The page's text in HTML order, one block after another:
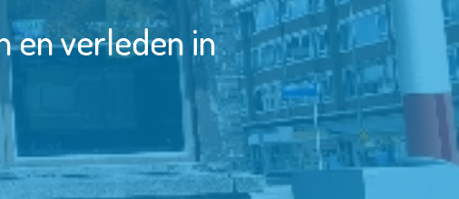
en verleden in